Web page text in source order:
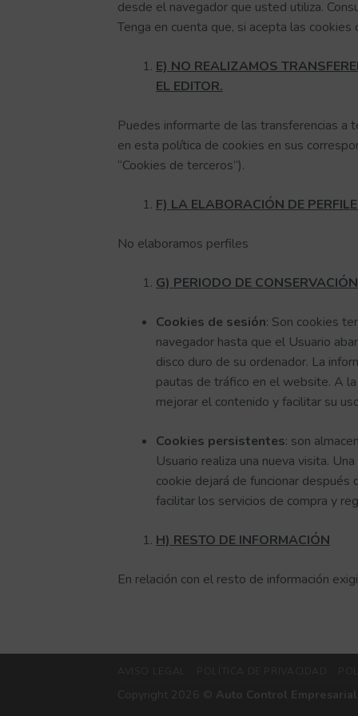
desde el navegador que usted utiliza.
Tenga en cuenta que, si acepta las
E) NO REALIZAMOS
EL EDITOR.
Puedes informarte de las transferencias a
en esta política de cookies en sus
“Cookies de terceros”).
F) LA ELABORACIÓN DE
No elaboramos perfiles
G) PERIODO DE CONSERVACIÓN
Cookies de sesión: Son cookies
navegador hasta que el Usuario
disco duro de su ordenador. La
pautas de tráfico en el website. A
mejorar el contenido y facilitar su
Cookies persistentes: son
Usuario realiza una nueva visita.
cookie dejará de funcionar después
facilitar los servicios de compra y
H) RESTO DE INFORMACIÓN
En relación con el resto de información
Copyright 2026 © Auto Control Empresarial